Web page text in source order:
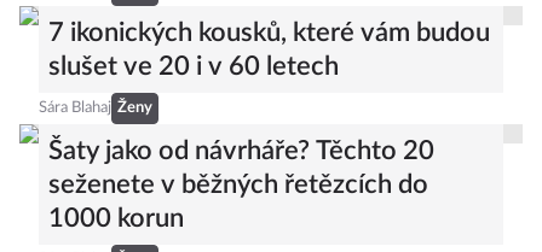
7 ikonických kousků, které vám budou
slušet ve 20 i v 60 letech
Sára Blahaj Ženy
Šaty jako od návrháře? Těchto 20
seženete v běžných řetězcích do
1000 korun